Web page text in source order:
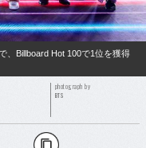
、Billboard Hot 100で1位を獲得
photograph by
BTS